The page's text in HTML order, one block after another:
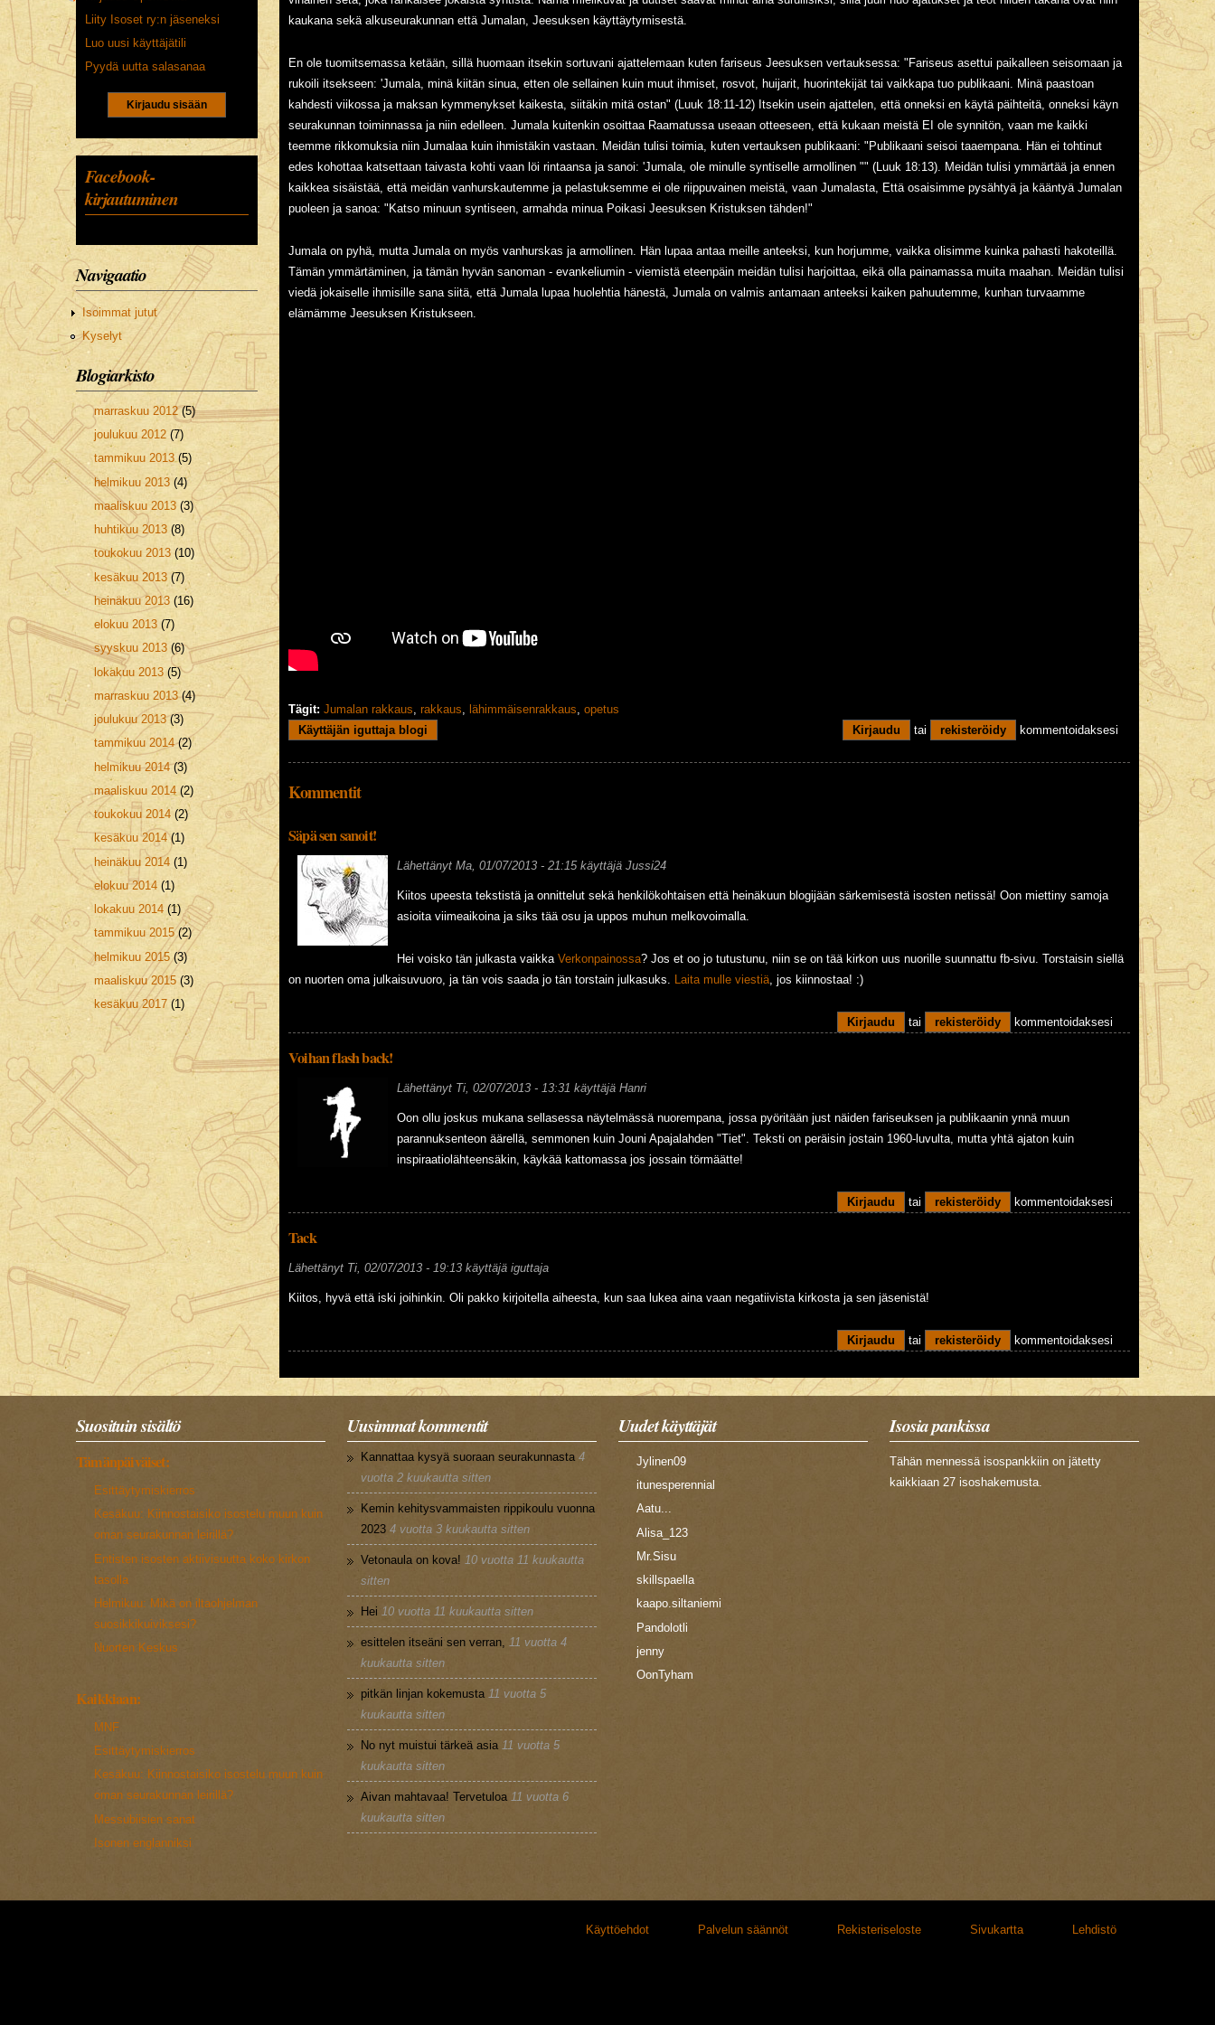
Liity Isoset ry:n jäseneksi
Luo uusi käyttäjätili
Pyydä uutta salasanaa
CAPTCHA
Tällä
varmistetaan
ettet ole
robotti.
Facebook-
kirjautuminen
Navigaatio
Isoimmat jutut
Kyselyt
Blogiarkisto
marraskuu 2012(5)
joulukuu 2012(7)
tammikuu 2013(5)
helmikuu 2013(4)
maaliskuu 2013(3)
huhtikuu 2013(8)
toukokuu 2013(10)
kesäkuu 2013(7)
heinäkuu 2013(16)
elokuu 2013(7)
syyskuu 2013(6)
lokakuu 2013(5)
marraskuu 2013(4)
joulukuu 2013(3)
tammikuu 2014(2)
helmikuu 2014(3)
maaliskuu 2014(2)
toukokuu 2014(2)
kesäkuu 2014(1)
heinäkuu 2014(1)
elokuu 2014(1)
lokakuu 2014(1)
tammikuu 2015(2)
helmikuu 2015(3)
maaliskuu 2015(3)
kesäkuu 2017(1)
kaukana sekä alkuseurakunnan että Jumalan, Jeesuksen käyttäytymisestä.
En ole tuomitsemassa ketään, sillä huomaan itsekin sortuvani ajattelemaan kuten fariseus Jeesuksen vertauksessa: "Fariseus asettui paikalleen seisomaan ja
rukoili itsekseen: 'Jumala, minä kiitän sinua, etten ole sellainen kuin muut ihmiset, rosvot, huijarit, huorintekijät tai vaikkapa tuo publikaani. Minä paastoan
kahdesti viikossa ja maksan kymmenykset kaikesta, siitäkin mitä ostan" (Luuk 18:11-12) Itsekin usein ajattelen, että onneksi en käytä päihteitä, onneksi käyn
seurakunnan toiminnassa ja niin edelleen. Jumala kuitenkin osoittaa Raamatussa useaan otteeseen, että kukaan meistä EI ole synnitön, vaan me kaikki
teemme rikkomuksia niin Jumalaa kuin ihmistäkin vastaan. Meidän tulisi toimia, kuten vertauksen publikaani: "Publikaani seisoi taaempana. Hän ei tohtinut
edes kohottaa katsettaan taivasta kohti vaan löi rintaansa ja sanoi: 'Jumala, ole minulle syntiselle armollinen "" (Luuk 18:13). Meidän tulisi ymmärtää ja ennen
kaikkea sisäistää, että meidän vanhurskautemme ja pelastuksemme ei ole riippuvainen meistä, vaan Jumalasta, Että osaisimme pysähtyä ja kääntyä Jumalan
puoleen ja sanoa: "Katso minuun syntiseen, armahda minua Poikasi Jeesuksen Kristuksen tähden!"
Jumala on pyhä, mutta Jumala on myös vanhurskas ja armollinen. Hän lupaa antaa meille anteeksi, kun horjumme, vaikka olisimme kuinka pahasti hakoteillä.
Tämän ymmärtäminen, ja tämän hyvän sanoman - evankeliumin - viemistä eteenpäin meidän tulisi harjoittaa, eikä olla painamassa muita maahan. Meidän tulisi
viedä jokaiselle ihmisille sana siitä, että Jumala lupaa huolehtia hänestä, Jumala on valmis antamaan anteeksi kaiken pahuutemme, kunhan turvaamme
elämämme Jeesuksen Kristukseen.
Tägit: Jumalan rakkaus rakkaus lähimmäisenrakkaus opetus
Käyttäjän iguttaja blogi
Kirjaudu tai rekisteröidy kommentoidaksesi
Kommentit
Säpä sen sanoit!
Lähettänyt Ma, 01/07/2013 - 21:15käyttäjä Jussi24
Kiitos upeesta tekstistä ja onnittelut sekä henkilökohtaisen että heinäkuun blogijään särkemisestä isosten netissä! Oon miettiny samoja
asioita viimeaikoina ja siks tää osu ja uppos muhun melkovoimalla.
Hei voisko tän julkasta vaikka Verkonpainossa? Jos et oo jo tutustunu, niin se on tää kirkon uus nuorille suunnattu fb-sivu. Torstaisin siellä
on nuorten oma julkaisuvuoro, ja tän vois saada jo tän torstain julkasuks.
Laita mulle viestiä , jos kiinnostaa! :)
Kirjaudu tai rekisteröidy kommentoidaksesi
Voihan flash back!
Lähettänyt Ti, 02/07/2013 - 13:31 käyttäjä Hanri
Oon ollu joskus mukana sellasessa näytelmässä nuorempana, jossa pyöritään just näiden fariseuksen ja publikaanin ynnä muun
parannuksenteon äärellä, semmonen kuin Jouni Apajalahden "Tiet". Teksti on peräisin jostain 1960-luvulta, mutta yhtä ajaton kuin
inspiraatiolähteensäkin, käykää kattomassa jos jossain törmäätte!
Kirjaudu tai rekisteröidy kommentoidaksesi
Tack
Lähettänyt Ti, 02/07/2013 - 19:13 käyttäjä iguttaja
Kiitos, hyvä että iski joihinkin. Oli pakko kirjoitella aiheesta, kun saa lukea aina vaan negatiivista kirkosta ja sen jäsenistä!
Kirjaudu tai rekisteröidy kommentoidaksesi
Suosituin sisältö
Tämänpäiväiset:
Esittäytymiskierros
Kesäkuu: Kiinnostaisiko isostelu muun kuin
oman seurakunnan leirillä?
Entisten isosten aktiivisuutta koko kirkon
tasolla
Helmikuu: Mikä on iltaohjelman
suosikkikuiviksesi?
Nuorten Keskus
Kaikkiaan:
MNF
Esittäytymiskierros
Kesäkuu: Kiinnostaisiko isostelu muun kuin
oman seurakunnan leirillä?
Messubiisien sanat
Isonen englanniksi
Uusimmat kommentit
Kannattaa kysyä suoraan seurakunnasta 4
vuotta 2 kuukautta sitten
Kemin kehitysvammaisten rippikoulu vuonna
2023 4 vuotta 3 kuukautta sitten
Vetonaula on kova! 10 vuotta 11 kuukautta
sitten
Hei 10 vuotta 11 kuukautta sitten
esittelen itseäni sen verran, 11 vuotta 4
kuukautta sitten
pitkän linjan kokemusta 11 vuotta 5
kuukautta sitten
No nyt muistui tärkeä asia 11 vuotta 5
kuukautta sitten
Aivan mahtavaa! Tervetuloa 11 vuotta 6
kuukautta sitten
Uudet käyttäjät
Jylinen09
itunesperennial
Aatu...
Alisa_123
Mr.Sisu
skillspaella
kaapo.siltaniemi
Pandolotli
jenny
OonTyham
Isosia pankissa
Tähän mennessä isospankkiin on jätetty
kaikkiaan 27 isoshakemusta.
Käyttöehdot Palvelun säännöt Rekisteriseloste Sivukartta Lehdistö